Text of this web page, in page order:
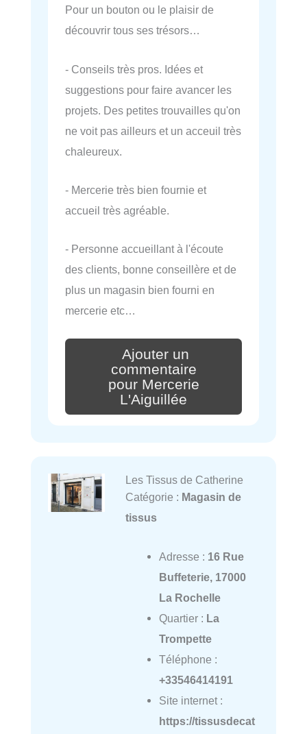
Pour un bouton ou le plaisir de
découvrir tous ses trésors…
- Conseils très pros. Idées et
suggestions pour faire avancer les
projets. Des petites trouvailles qu'on
ne voit pas ailleurs et un acceuil très
chaleureux.
- Mercerie très bien fournie et
accueil très agréable.
- Personne accueillant à l'écoute
des clients, bonne conseillère et de
plus un magasin bien fourni en
mercerie etc…
Ajouter un
commentaire
pour Mercerie
L'Aiguillée
Les Tissus de Catherine
Catégorie : Magasin de
tissus
Adresse : 16 Rue
Buffeterie, 17000
La Rochelle
Quartier : La
Trompette
Téléphone :
+33546414191
Site internet :
https://tissusdecat